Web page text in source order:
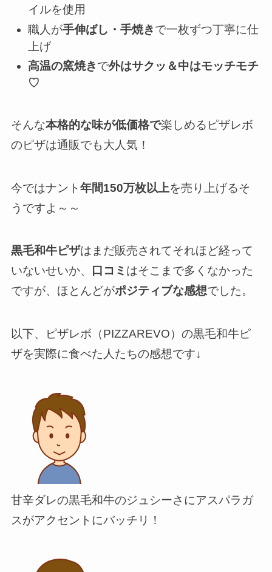
イルを使用
職人が手伸ばし・手焼きで一枚ずつ丁寧に仕
上げ
高温の窯焼きで外はサクッ＆中はモッチモチ
♡
そんな本格的な味が低価格で楽しめるピザレボ
のピザは通販でも大人気！
今ではナント年間150万枚以上を売り上げるそ
うですよ～～
黒毛和牛ピザはまだ販売されてそれほど経って
いないせいか、
口コミ はそこまで多くなかった
ですが、ほとんどがポジティブな感想でした。
以下、ピザレボ（PIZZAREVO）の黒毛和牛ピ
ザを実際に食べた人たちの感想です↓
甘辛ダレの黒毛和牛のジュシーさにアスパラガ
スがアクセントにバッチリ！